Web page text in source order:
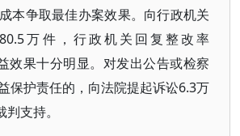
本争取最佳办案效果。向行政机关
万件，行政机关回复整改率
效果十分明显。对发出公告或检察
保护责任的，向法院提起诉讼6.3万
支持。